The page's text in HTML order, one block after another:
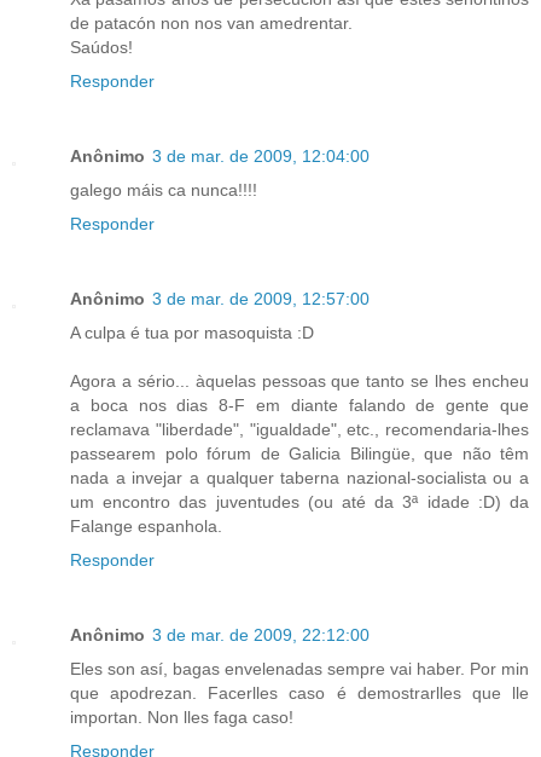
de patacón non nos van amedrentar.
Saúdos!
Responder
Anônimo 3 de mar. de 2009, 12:04:00
galego máis ca nunca!!!!
Responder
Anônimo 3 de mar. de 2009, 12:57:00
A culpa é tua por masoquista :D
Agora a sério... àquelas pessoas que tanto se lhes encheu
a boca nos dias 8-F em diante falando de gente que
reclamava "liberdade", "igualdade", etc., recomendaria-lhes
passearem polo fórum de Galicia Bilingüe, que não têm
nada a invejar a qualquer taberna nazional-socialista ou a
um encontro das juventudes (ou até da 3ª idade :D) da
Falange espanhola.
Responder
Anônimo 3 de mar. de 2009, 22:12:00
Eles son así, bagas envelenadas sempre vai haber. Por min
que apodrezan. Facerlles caso é demostrarlles que lle
importan. Non lles faga caso!
Responder